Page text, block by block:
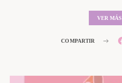
VER MÁS
COMPARTIR